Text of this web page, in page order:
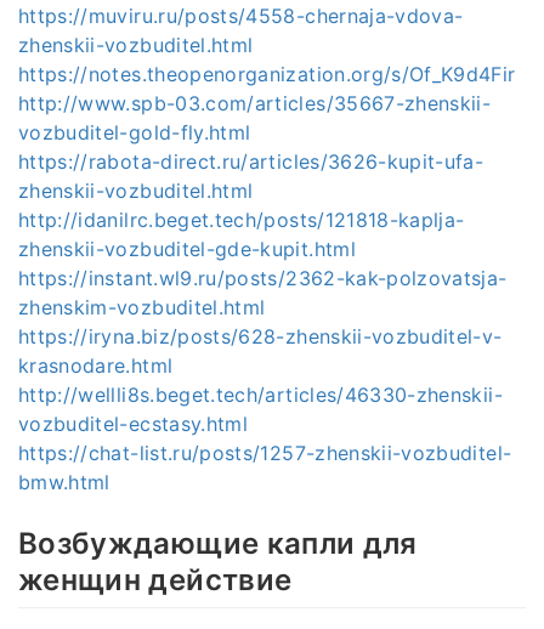
https://muviru.ru/posts/4558-chernaja-vdova-
zhenskii-vozbuditel.html
https://notes.theopenorganization.org/s/Of_K9d4Fir
http://www.spb-03.com/articles/35667-zhenskii-
vozbuditel-gold-fly.html
https://rabota-direct.ru/articles/3626-kupit-ufa-
zhenskii-vozbuditel.html
http://idanilrc.beget.tech/posts/121818-kaplja-
zhenskii-vozbuditel-gde-kupit.html
https://instant.wl9.ru/posts/2362-kak-polzovatsja-
zhenskim-vozbuditel.html
https://iryna.biz/posts/628-zhenskii-vozbuditel-v-
krasnodare.html
http://wellli8s.beget.tech/articles/46330-zhenskii-
vozbuditel-ecstasy.html
https://chat-list.ru/posts/1257-zhenskii-vozbuditel-
bmw.html
Возбуждающие капли для
женщин действие